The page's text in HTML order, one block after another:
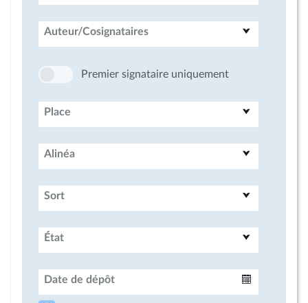
Auteur/Cosignataires
Premier signataire uniquement
Place
Alinéa
Sort
État
Date de dépôt